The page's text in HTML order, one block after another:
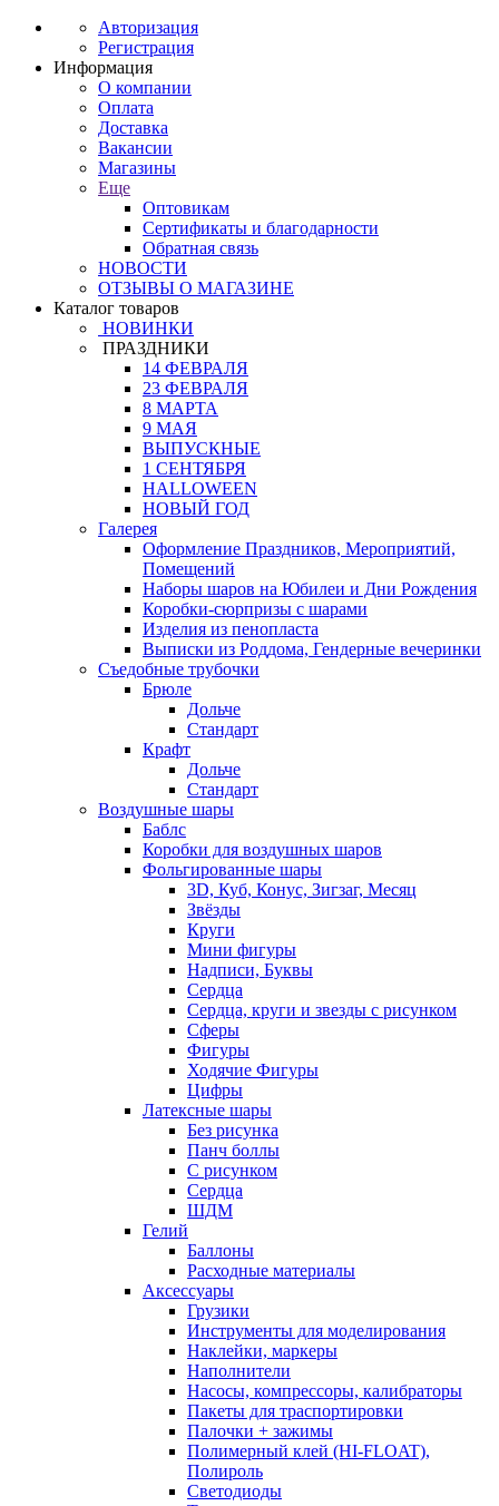
Авторизация
Регистрация
Информация
О компании
Оплата
Доставка
Вакансии
Магазины
Еще
Оптовикам
Сертификаты и благодарности
Обратная связь
НОВОСТИ
ОТЗЫВЫ О МАГАЗИНЕ
Каталог товаров
НОВИНКИ
ПРАЗДНИКИ
14 ФЕВРАЛЯ
23 ФЕВРАЛЯ
8 МАРТА
9 МАЯ
ВЫПУСКНЫЕ
1 СЕНТЯБРЯ
HALLOWEEN
НОВЫЙ ГОД
Галерея
Оформление Праздников, Мероприятий,
Помещений
Наборы шаров на Юбилеи и Дни Рождения
Коробки-сюрпризы с шарами
Изделия из пенопласта
Выписки из Роддома, Гендерные вечеринки
Съедобные трубочки
Брюле
Дольче
Стандарт
Крафт
Дольче
Стандарт
Воздушные шары
Баблс
Коробки для воздушных шаров
Фольгированные шары
3D, Куб, Конус, Зигзаг, Месяц
Звёзды
Круги
Мини фигуры
Надписи, Буквы
Сердца
Сердца, круги и звезды с рисунком
Сферы
Фигуры
Ходячие Фигуры
Цифры
Латексные шары
Без рисунка
Панч боллы
С рисунком
Сердца
ШДМ
Гелий
Баллоны
Расходные материалы
Аксессуары
Грузики
Инструменты для моделирования
Наклейки, маркеры
Наполнители
Насосы, компрессоры, калибраторы
Пакеты для траспортировки
Палочки + зажимы
Полимерный клей (HI-FLOAT),
Полироль
Светодиоды